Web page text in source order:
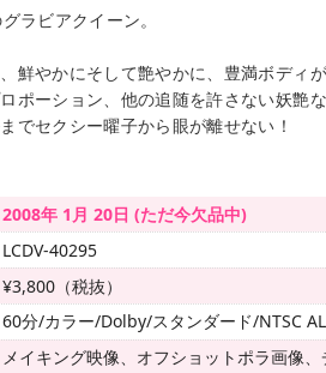
ラビアクイーン。
鮮やかにそして艶やかに、豊満ボディが
ポーション、他の追随を許さない妖艶な
でセクシー曜子から眼が離せない！
2008年 1月 20日 (ただ今欠品中)
LCDV-40295
¥3,800（税抜）
60分/カラー/Dolby/スタンダード/NTSC
メイキング映像、オフショットポラ画像